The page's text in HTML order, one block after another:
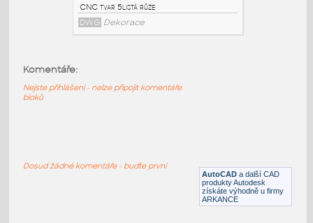
DWG Dekorace
DWG Dekorace
Dekorace AutoCAD a další CAD
produkty Autodesk
získáte výhodně u firmy
ARKANCE
Komentáře:
Nejste přihlášeni - nelze připojit komentáře
bloků
Dosud žádné komentáře - buďte první